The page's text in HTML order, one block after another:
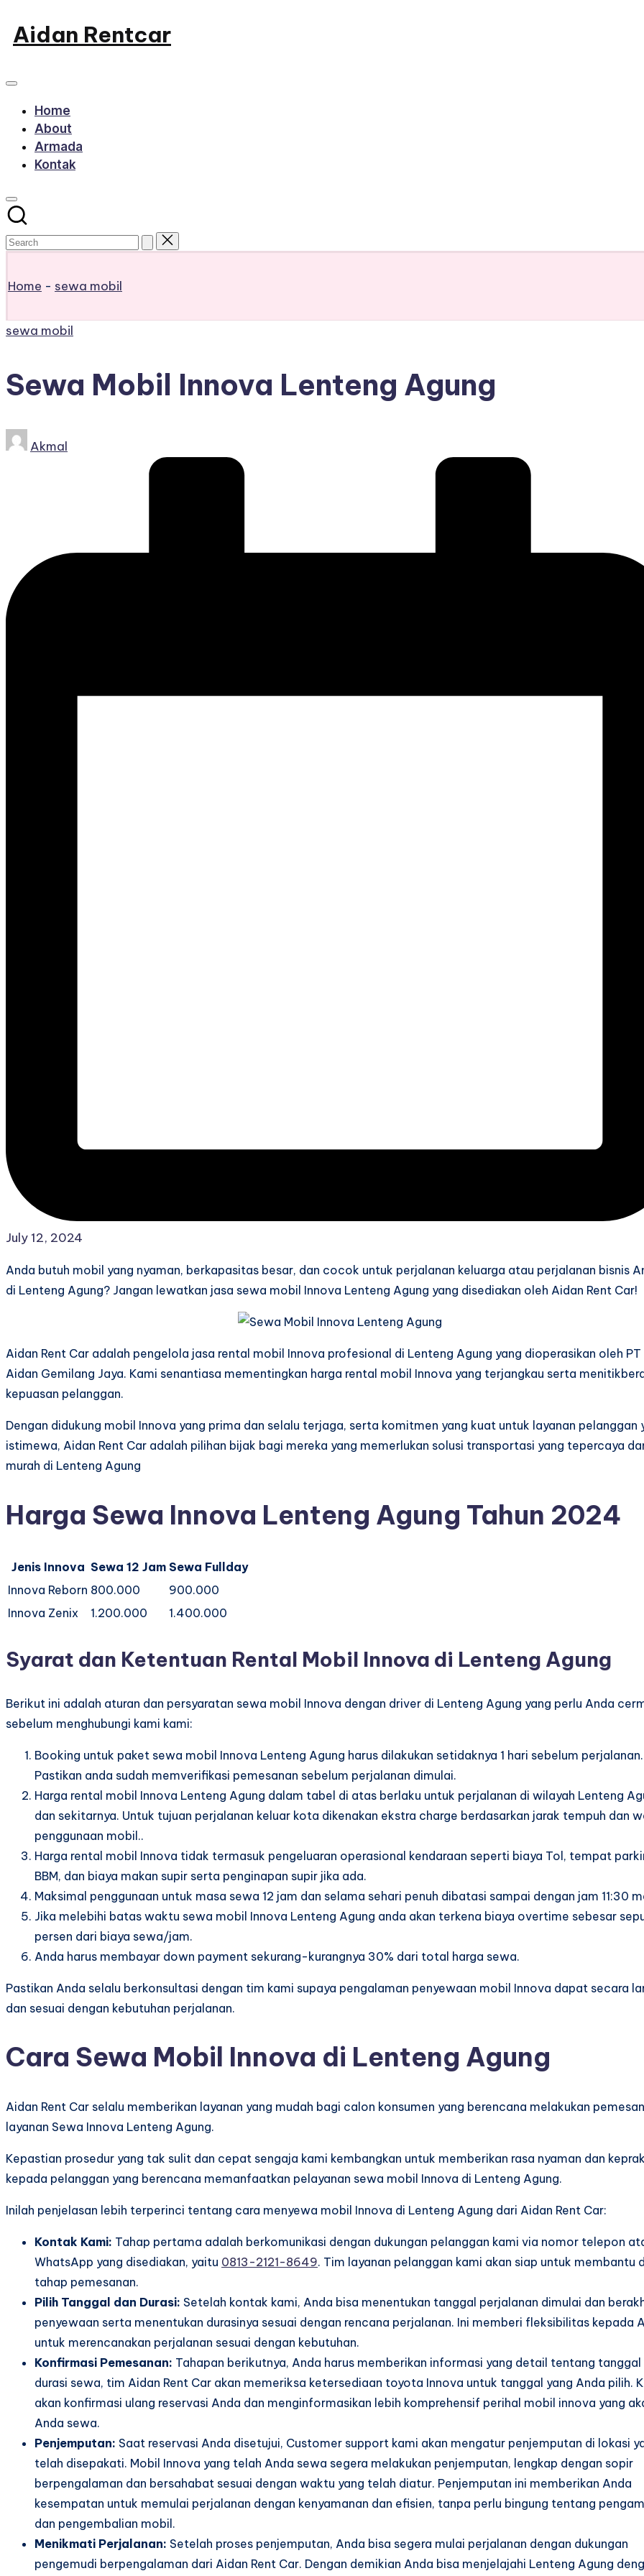
Skip
to
Aidan Rentcar
Mobil
Home
About
Armada
Kontak
Home - sewa mobil
Posted
sewa mobil
Sewa Mobil Innova Lenteng Agung
PostedAkmal
July 12, 2024
Anda butuh mobil yang nyaman, berkapasitas besar, dan cocok untuk perjalanan keluarga atau perjalanan bisnis
di Lenteng Agung? Jangan lewatkan jasa sewa mobil Innova Lenteng Agung yang disediakan oleh Aidan Rent Car!
Aidan Rent Car adalah pengelola jasa rental mobil Innova profesional di Lenteng Agung yang dioperasikan oleh PT
Aidan Gemilang Jaya. Kami senantiasa mementingkan harga rental mobil Innova yang terjangkau serta
kepuasan pelanggan.
Dengan didukung mobil Innova yang prima dan selalu terjaga, serta komitmen yang kuat untuk layanan pelanggan
istimewa, Aidan Rent Car adalah pilihan bijak bagi mereka yang memerlukan solusi transportasi yang tepercaya
murah di Lenteng Agung
Harga Sewa Innova Lenteng Agung Tahun 2024
Jenis Innova Sewa 12 Jam Sewa Fullday
Innova Reborn 800.000
900.000
Innova Zenix
1.200.000 1.400.000
Syarat dan Ketentuan Rental Mobil Innova di Lenteng Agung
Berikut ini adalah aturan dan persyaratan sewa mobil Innova dengan driver di Lenteng Agung yang perlu Anda
sebelum menghubungi kami kami:
Booking untuk paket sewa mobil Innova Lenteng Agung harus dilakukan setidaknya 1 hari sebelum perjalanan.
Pastikan anda sudah memverifikasi pemesanan sebelum perjalanan dimulai.
Harga rental mobil Innova Lenteng Agung dalam tabel di atas berlaku untuk perjalanan di wilayah Lenteng
dan sekitarnya. Untuk tujuan perjalanan keluar kota dikenakan ekstra charge berdasarkan jarak tempuh dan
penggunaan mobil..
Harga rental mobil Innova tidak termasuk pengeluaran operasional kendaraan seperti biaya Tol, tempat
BBM, dan biaya makan supir serta penginapan supir jika ada.
Maksimal penggunaan untuk masa sewa 12 jam dan selama sehari penuh dibatasi sampai dengan jam 11:30
Jika melebihi batas waktu sewa mobil Innova Lenteng Agung anda akan terkena biaya overtime sebesar
persen dari biaya sewa/jam.
Anda harus membayar down payment sekurang-kurangnya 30% dari total harga sewa.
Pastikan Anda selalu berkonsultasi dengan tim kami supaya pengalaman penyewaan mobil Innova dapat secara
dan sesuai dengan kebutuhan perjalanan.
Cara Sewa Mobil Innova di Lenteng Agung
Aidan Rent Car selalu memberikan layanan yang mudah bagi calon konsumen yang berencana melakukan
layanan Sewa Innova Lenteng Agung.
Kepastian prosedur yang tak sulit dan cepat sengaja kami kembangkan untuk memberikan rasa nyaman dan
kepada pelanggan yang berencana memanfaatkan pelayanan sewa mobil Innova di Lenteng Agung.
Inilah penjelasan lebih terperinci tentang cara menyewa mobil Innova di Lenteng Agung dari Aidan Rent Car:
Kontak Kami: Tahap pertama adalah berkomunikasi dengan dukungan pelanggan kami via nomor telepon
WhatsApp yang disediakan, yaitu 0813-2121-8649. Tim layanan pelanggan kami akan siap untuk membantu
tahap pemesanan.
Pilih Tanggal dan Durasi: Setelah kontak kami, Anda bisa menentukan tanggal perjalanan dimulai dan
penyewaan serta menentukan durasinya sesuai dengan rencana perjalanan. Ini memberi fleksibilitas kepada
untuk merencanakan perjalanan sesuai dengan kebutuhan.
Konfirmasi Pemesanan: Tahapan berikutnya, Anda harus memberikan informasi yang detail tentang tanggal
durasi sewa, tim Aidan Rent Car akan memeriksa ketersediaan toyota Innova untuk tanggal yang Anda pilih.
akan konfirmasi ulang reservasi Anda dan menginformasikan lebih komprehensif perihal mobil innova yang
Anda sewa.
Penjemputan: Saat reservasi Anda disetujui, Customer support kami akan mengatur penjemputan di lokasi
telah disepakati. Mobil Innova yang telah Anda sewa segera melakukan penjemputan, lengkap dengan sopir
berpengalaman dan bersahabat sesuai dengan waktu yang telah diatur. Penjemputan ini memberikan Anda
kesempatan untuk memulai perjalanan dengan kenyamanan dan efisien, tanpa perlu bingung tentang
dan pengembalian mobil.
Menikmati Perjalanan: Setelah proses penjemputan, Anda bisa segera mulai perjalanan dengan dukungan
pengemudi berpengalaman dari Aidan Rent Car. Dengan demikian Anda bisa menjelajahi Lenteng Agung